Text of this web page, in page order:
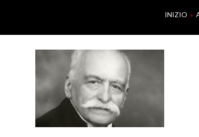
INIZIO »